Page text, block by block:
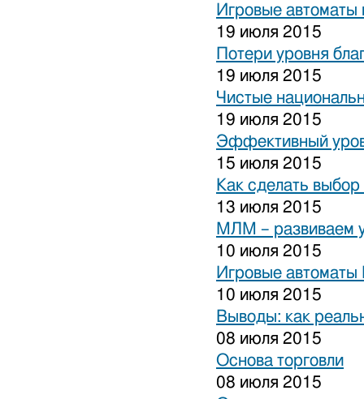
Игровые
19 июля 2015
Потери уровня
19 июля 2015
Чистые
19 июля 2015
Эффективный
15 июля 2015
Как сделать
13 июля 2015
МЛМ – развиваем
10 июля 2015
Игровые
10 июля 2015
Выводы: как
08 июля 2015
Основа торговли
08 июля 2015